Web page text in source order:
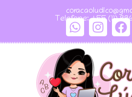
Telefone: +55 (11)